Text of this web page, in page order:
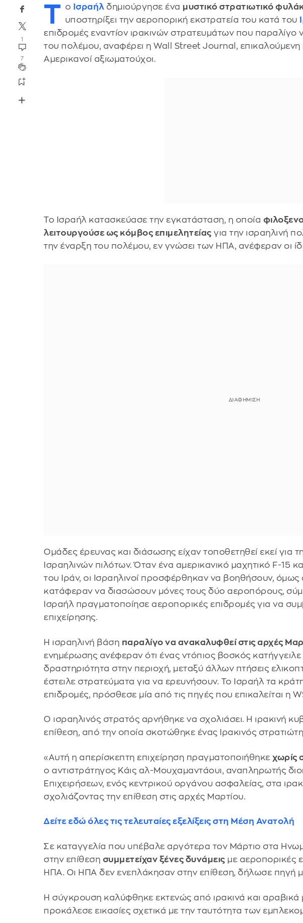
1
7
Τ ο Ισραήλ δημιούργησε ένα μυστικό στρατιωτικό
υποστηρίξει την αεροπορική εκστρατεία του κατά του
επιδρομές εναντίον ιρακινών στρατευμάτων που
του πολέμου, αναφέρει η Wall Street Journal, επικαλούμενη
Αμερικανοί αξιωματούχοι.
Το Ισραήλ κατασκεύασε την εγκατάσταση, η οποία
λειτουργούσε ως κόμβος επιμελητείας για την ισραηλινή
την έναρξη του πολέμου, εν γνώσει των ΗΠΑ, ανέφεραν οι
Ομάδες έρευνας και διάσωσης είχαν τοποθετηθεί εκεί για
Ισραηλινών πιλότων. Όταν ένα αμερικανικό μαχητικό F-15
του Ιράν, οι Ισραηλινοί προσφέρθηκαν να βοηθήσουν, όμως
κατάφεραν να διασώσουν μόνες τους δύο αεροπόρους,
Ισραήλ πραγματοποίησε αεροπορικές επιδρομές για να
επιχείρησης.
Η ισραηλινή βάση παραλίγο να ανακαλυφθεί στις αρχές
ενημέρωσης ανέφεραν ότι ένας ντόπιος βοσκός κατήγγειλε
δραστηριότητα στην περιοχή, μεταξύ άλλων πτήσεις
έστειλε στρατεύματα για να ερευνήσουν. Το Ισραήλ τα
επιδρομές, πρόσθεσε μία από τις πηγές που επικαλείται η
Ο ισραηλινός στρατός αρνήθηκε να σχολιάσει. Η ιρακινή
επίθεση, από την οποία σκοτώθηκε ένας Ιρακινός
«Αυτή η απερίσκεπτη επιχείρηση πραγματοποιήθηκεχωρίς
ο αντιστράτηγος Κάις αλ-Μουχαμαντάουι, αναπληρωτής
Επιχειρήσεων, ενός κεντρικού οργάνου ασφαλείας, στα
σχολιάζοντας την επίθεση στις αρχές Μαρτίου.
Δείτε εδώ όλες τις τελευταίες εξελίξεις στη Μέση Ανατολή
Σε καταγγελία που υπέβαλε αργότερα τον Μάρτιο στα
στην επίθεση συμμετείχαν ξένες δυνάμεις με αεροπορικές
ΗΠΑ. Οι ΗΠΑ δεν ενεπλάκησαν στην επίθεση, δήλωσε πηγή
Η σύγκρουση καλύφθηκε εκτενώς από ιρακινά και αραβικά
προκάλεσε εικασίες σχετικά με την ταυτότητα των